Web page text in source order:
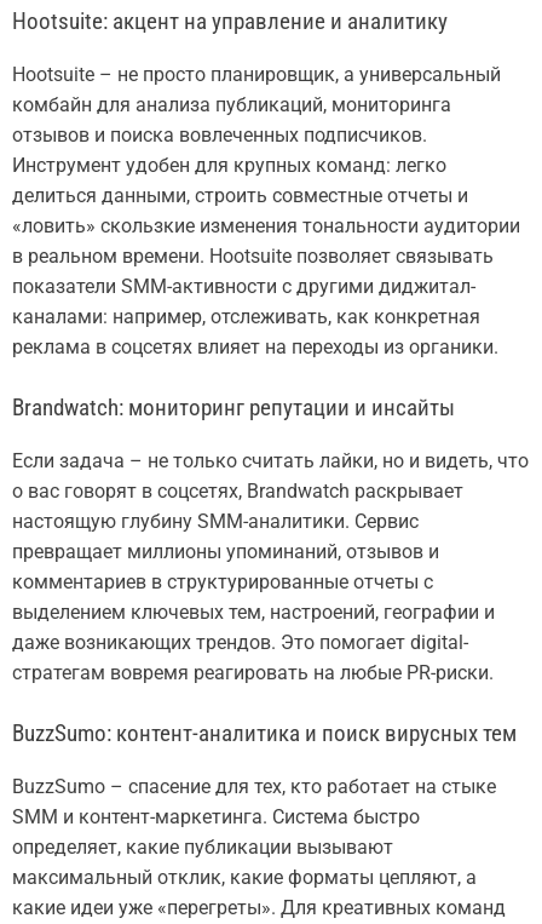
Hootsuite: акцент на управление и аналитику
Hootsuite – не просто планировщик, а универсальный
комбайн для анализа публикаций, мониторинга
отзывов и поиска вовлеченных подписчиков.
Инструмент удобен для крупных команд: легко
делиться данными, строить совместные отчеты и
«ловить» скользкие изменения тональности аудитории
в реальном времени. Hootsuite позволяет связывать
показатели SMM-активности с другими диджитал-
каналами: например, отслеживать, как конкретная
реклама в соцсетях влияет на переходы из органики.
Brandwatch: мониторинг репутации и инсайты
Если задача – не только считать лайки, но и видеть, что
о вас говорят в соцсетях, Brandwatch раскрывает
настоящую глубину SMM-аналитики. Сервис
превращает миллионы упоминаний, отзывов и
комментариев в структурированные отчеты с
выделением ключевых тем, настроений, географии и
даже возникающих трендов. Это помогает digital-
стратегам вовремя реагировать на любые PR-риски.
BuzzSumo: контент-аналитика и поиск вирусных тем
BuzzSumo – спасение для тех, кто работает на стыке
SMM и контент-маркетинга. Система быстро
определяет, какие публикации вызывают
максимальный отклик, какие форматы цепляют, а
какие идеи уже «перегреты». Для креативных команд